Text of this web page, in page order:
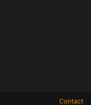
Contact